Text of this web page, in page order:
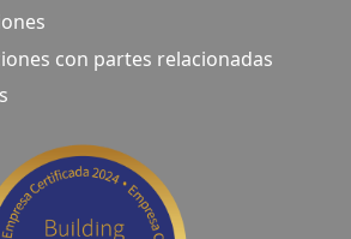
con partes relacionadas